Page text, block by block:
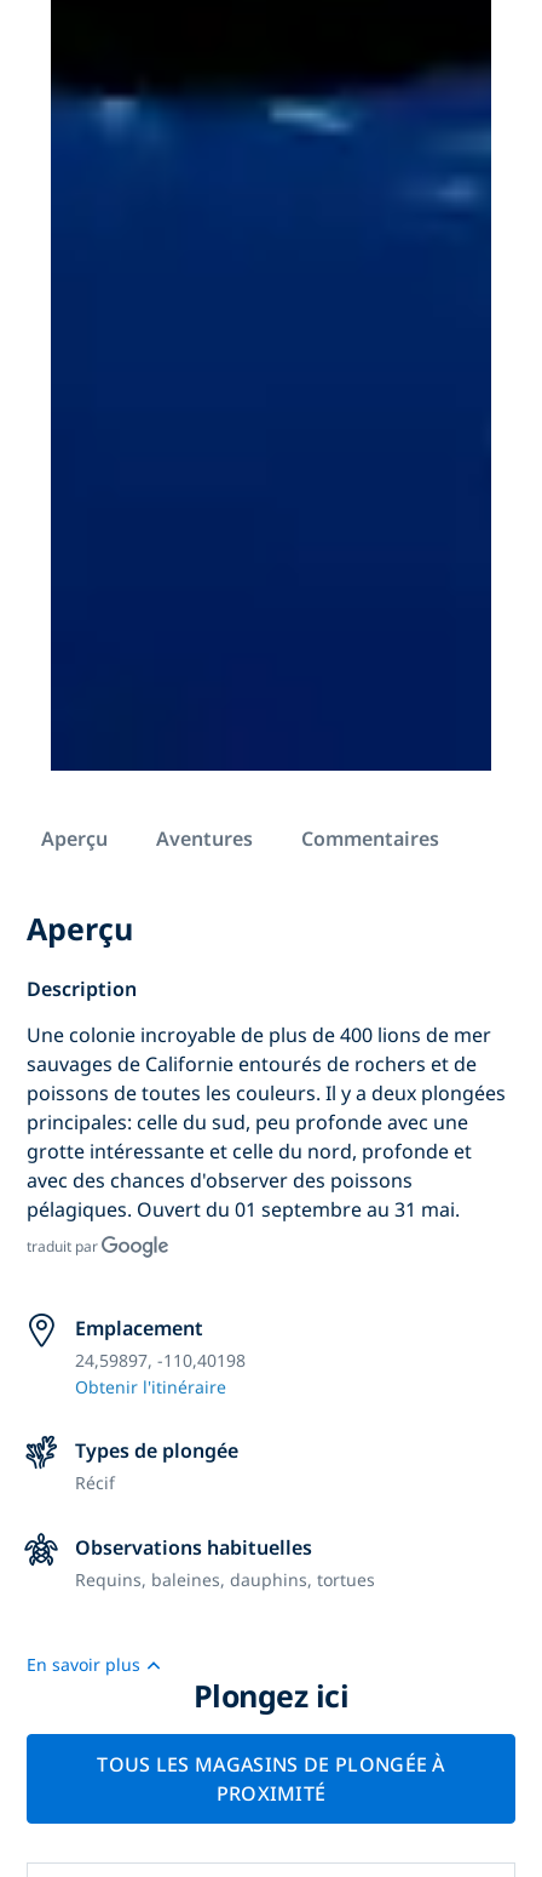
Aperçu Aventures Commentaires
Aperçu
Description
Une colonie incroyable de plus de 400 lions de mer
sauvages de Californie entourés de rochers et de
poissons de toutes les couleurs. Il y a deux plongées
principales: celle du sud, peu profonde avec une
grotte intéressante et celle du nord, profonde et
avec des chances d'observer des poissons
pélagiques. Ouvert du 01 septembre au 31 mai.
traduit par
Emplacement
24,59897, -110,40198
Obtenir l'itinéraire
Types de plongée
Récif
Observations habituelles
Requins, baleines, dauphins, tortues
En savoir plus
Plongez ici
TOUS LES MAGASINS DE PLONGÉE À
PROXIMITÉ